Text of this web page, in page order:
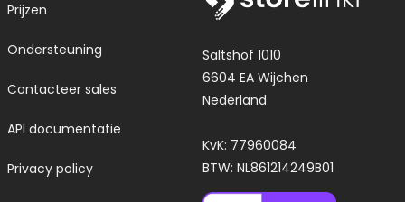
Prijzen
Ondersteuning
Contacteer sales
API documentatie
Privacy policy
Saltshof 1010
6604 EA Wijchen
Nederland
KvK: 77960084
BTW: NL861214249B01